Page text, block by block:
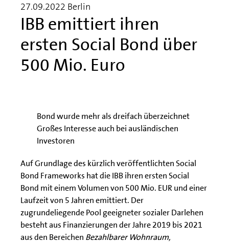
IBB emittiert ihren
ersten Social Bond über
500 Mio. Euro
27.09.2022 Berlin
Bond wurde mehr als dreifach überzeichnet
Großes Interesse auch bei ausländischen
Investoren
Auf Grundlage des kürzlich veröffentlichten Social
Bond Frameworks hat die IBB ihren ersten Social
Bond mit einem Volumen von 500 Mio. EUR und einer
Laufzeit von 5 Jahren emittiert. Der
zugrundeliegende Pool geeigneter sozialer Darlehen
besteht aus Finanzierungen der Jahre 2019 bis 2021
aus den Bereichen Bezahlbarer Wohnraum,